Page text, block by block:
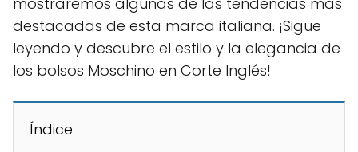
destacadas de esta marca italiana. ¡Sigue
leyendo y descubre el estilo y la elegancia de
los bolsos Moschino en Corte Inglés!
Índice